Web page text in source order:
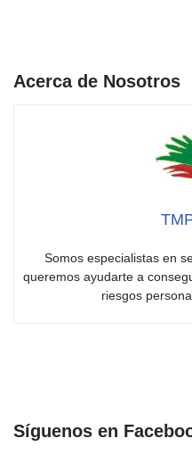
Acerca de Nosotros
Somos especialistas en
queremos ayudarte a
riesgos
Síguenos en